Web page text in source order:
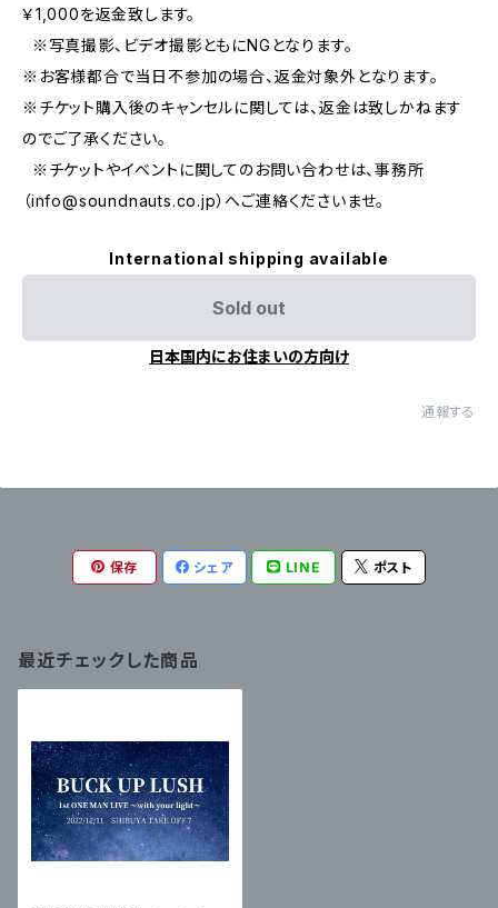
￥1,000を返金致します。
※写真撮影、ビデオ撮影ともにNGとなります。
※お客様都合で当日不参加の場合、返金対象外となります。
※チケット購入後のキャンセルに関しては、返金は致しかねます
のでご了承ください。
※チケットやイベントに関してのお問い合わせは、事務所
（info@soundnauts.co.jp）へご連絡くださいませ。
International shipping available
Sold out
日本国内にお住まいの方向け
通報する
保存 シェア LINE ポスト
最近チェックした商品